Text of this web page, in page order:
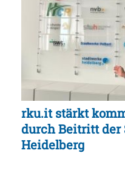
rku.it stärkt
durch Beitritt der
Heidelberg